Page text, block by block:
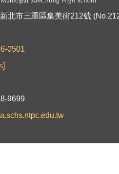
北市三重區集美街212號
0501
9699